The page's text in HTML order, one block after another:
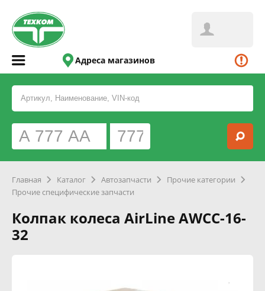
Адреса магазинов
Главная Каталог Автозапчасти
Прочие категории
Прочие специфические запчасти
Колпак колеса AirLine AWCC-16-
32